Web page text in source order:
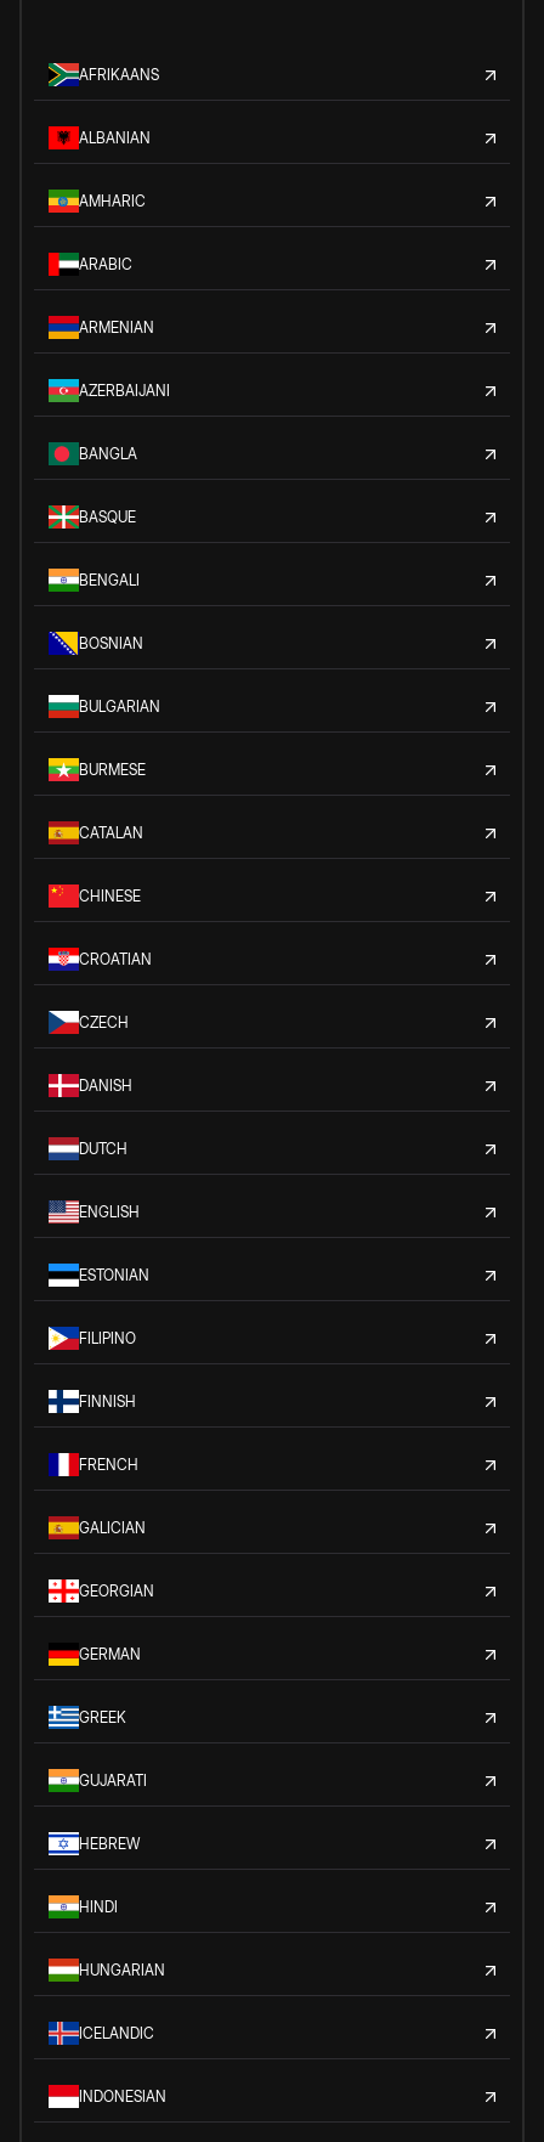
AFRIKAANS
ALBANIAN
AMHARIC
ARABIC
ARMENIAN
AZERBAIJANI
BANGLA
BASQUE
BENGALI
BOSNIAN
BULGARIAN
BURMESE
CATALAN
CHINESE
CROATIAN
CZECH
DANISH
DUTCH
ENGLISH
ESTONIAN
FILIPINO
FINNISH
FRENCH
GALICIAN
GEORGIAN
GERMAN
GREEK
GUJARATI
HEBREW
HINDI
HUNGARIAN
ICELANDIC
INDONESIAN